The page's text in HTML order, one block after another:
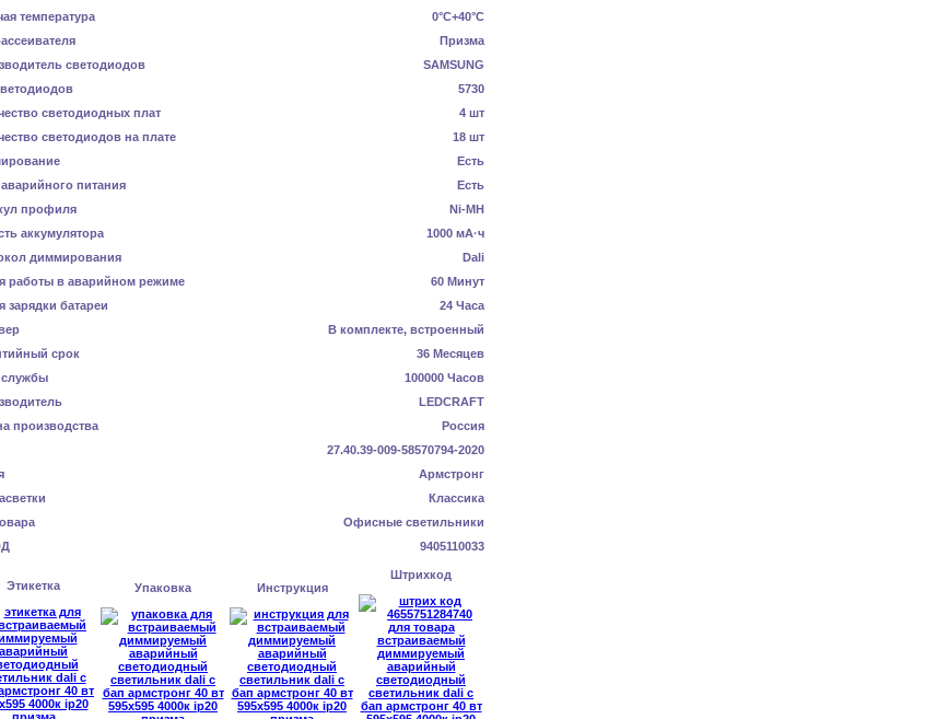
температура
0°C+40°C
Призма
светодиодов
SAMSUNG
5730
светодиодных плат
4 шт
светодиодов на плате
18 шт
Есть
питания
Есть
профиля
Ni-MH
аккумулятора
1000 мА·ч
диммирования
Dali
работы в аварийном режиме
60 Минут
зарядки батареи
24 Часа
В комплекте, встроенный
срок
36 Месяцев
100000 Часов
LEDCRAFT
производства
Россия
27.40.39-009-58570794-2020
Армстронг
Классика
Офисные светильники
9405110033
Этикетка Упаковка Инструкция
Штрихкод